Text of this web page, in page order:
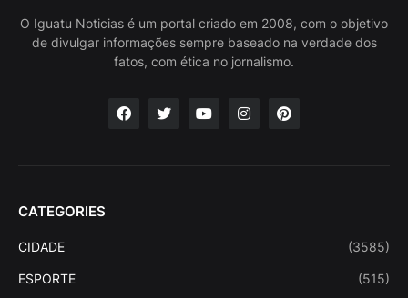
O Iguatu Noticias é um portal criado em 2008, com o objetivo
de divulgar informações sempre baseado na verdade dos
fatos, com ética no jornalismo.
CATEGORIES
CIDADE (3585)
ESPORTE (515)